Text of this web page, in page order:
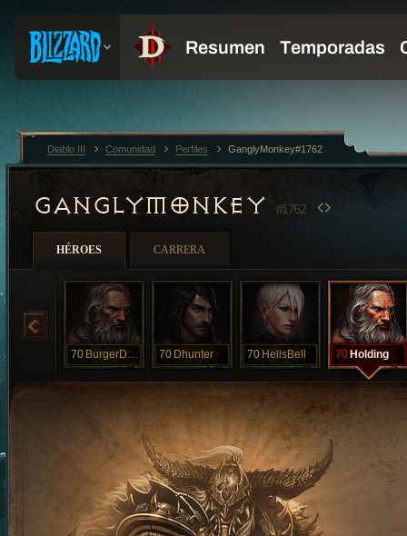
GANGLYMONKEY #1762
HÉROES CARRERA
70 BurgerDreams 70 Dhunter 70 HellsBell 70 Holding
Diablo III Comunidad Perfiles GanglyMonkey#1762